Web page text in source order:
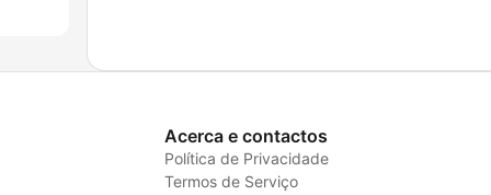
Acerca e contactos
Política de Privacidade
Termos de Serviço